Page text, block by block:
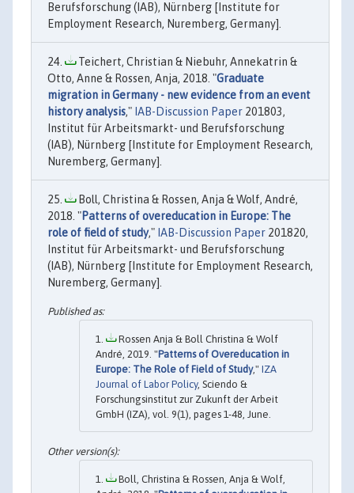
Berufsforschung (IAB), Nürnberg [Institute for
Employment Research, Nuremberg, Germany].
Teichert, Christian & Niebuhr, Annekatrin &
Otto, Anne & Rossen, Anja, 2018. "Graduate
migration in Germany - new evidence from an event
history analysis," IAB-Discussion Paper 201803,
Institut für Arbeitsmarkt- und Berufsforschung
(IAB), Nürnberg [Institute for Employment Research,
Nuremberg, Germany].
Boll, Christina & Rossen, Anja & Wolf, André,
2018. "Patterns of overeducation in Europe: The
role of field of study," IAB-Discussion Paper 201820,
Institut für Arbeitsmarkt- und Berufsforschung
(IAB), Nürnberg [Institute for Employment Research,
Nuremberg, Germany].
Rossen Anja & Boll Christina & Wolf
André, 2019. "Patterns of Overeducation in
Europe: The Role of Field of Study," IZA
Journal of Labor Policy, Sciendo &
Forschungsinstitut zur Zukunft der Arbeit
GmbH (IZA), vol. 9(1), pages 1-48, June.
Boll, Christina & Rossen, Anja & Wolf,